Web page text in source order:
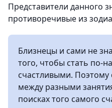
Представители данного
противоречивые из
Близнецы и сами не
того, чтобы стать по-
счастливыми. Поэтому
между разными
поисках того самого